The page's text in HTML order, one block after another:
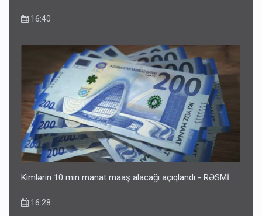
16:40
Kimlərin 10 min manat maaş alacağı açıqlandı - RƏSMİ
16:28